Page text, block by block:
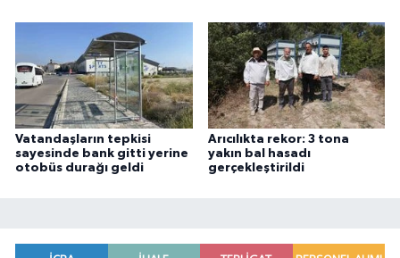
Vatandaşların tepkisi
sayesinde bank gitti yerine
otobüs durağı geldi
Arıcılıkta rekor: 3 tona
yakın bal hasadı
gerçekleştirildi